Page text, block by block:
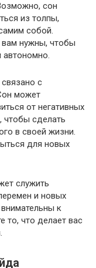
сон
из толпы,
собой.
вам нужны, чтобы
автономно.
с
может
от негативных
чтобы сделать
в своей жизни.
для новых
служить
и новых
к
то, что делает вас